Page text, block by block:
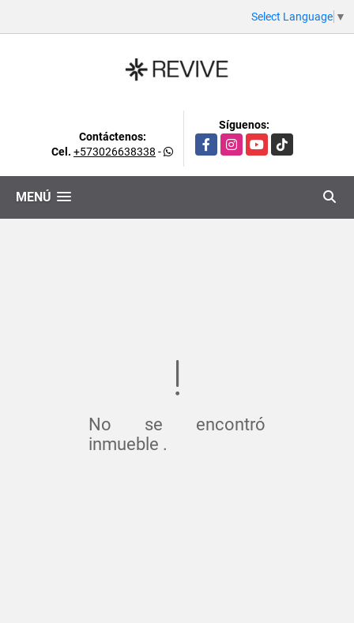
Select Language ▼
Contáctenos:
Cel. +573026638338 -
Síguenos:
FacebookInstagramYouTubeTikTok
MENÚ
No se encontró
inmueble .